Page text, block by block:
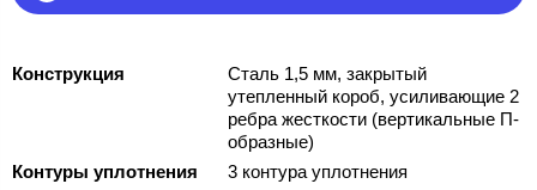
Конструкция
Сталь 1,5 мм, закрытый
утепленный короб, усиливающие 2
ребра жесткости (вертикальные П-
образные)
Контуры уплотнения
3 контура уплотнения